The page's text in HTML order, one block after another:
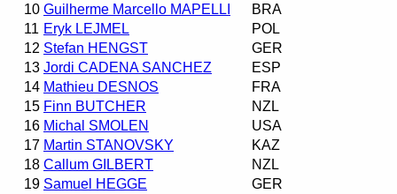
10 Guilherme Marcello MAPELLI
BRA
11 Eryk LEJMEL
POL
12 Stefan HENGST
GER
13 Jordi CADENA SANCHEZ
ESP
14 Mathieu DESNOS
FRA
15 Finn BUTCHER
NZL
16 Michal SMOLEN
USA
17 Martin STANOVSKY
KAZ
18 Callum GILBERT
NZL
19 Samuel HEGGE
GER